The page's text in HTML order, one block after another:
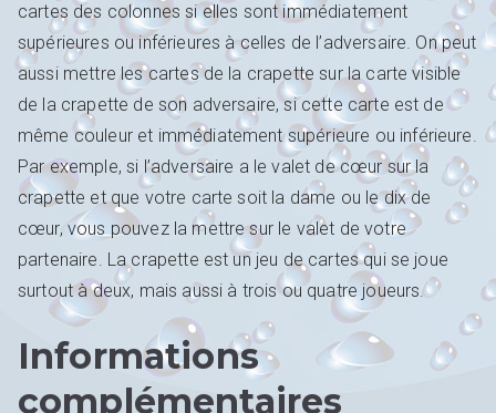
cartes des colonnes si elles sont immédiatement
supérieures ou inférieures à celles de l’adversaire. On peut
aussi mettre les cartes de la crapette sur la carte visible
de la crapette de son adversaire, si cette carte est de
même couleur et immédiatement supérieure ou inférieure.
Par exemple, si l’adversaire a le valet de cœur sur la
crapette et que votre carte soit la dame ou le dix de
cœur, vous pouvez la mettre sur le valet de votre
partenaire. La crapette est un jeu de cartes qui se joue
surtout à deux, mais aussi à trois ou quatre joueurs.
Informations
complémentaires